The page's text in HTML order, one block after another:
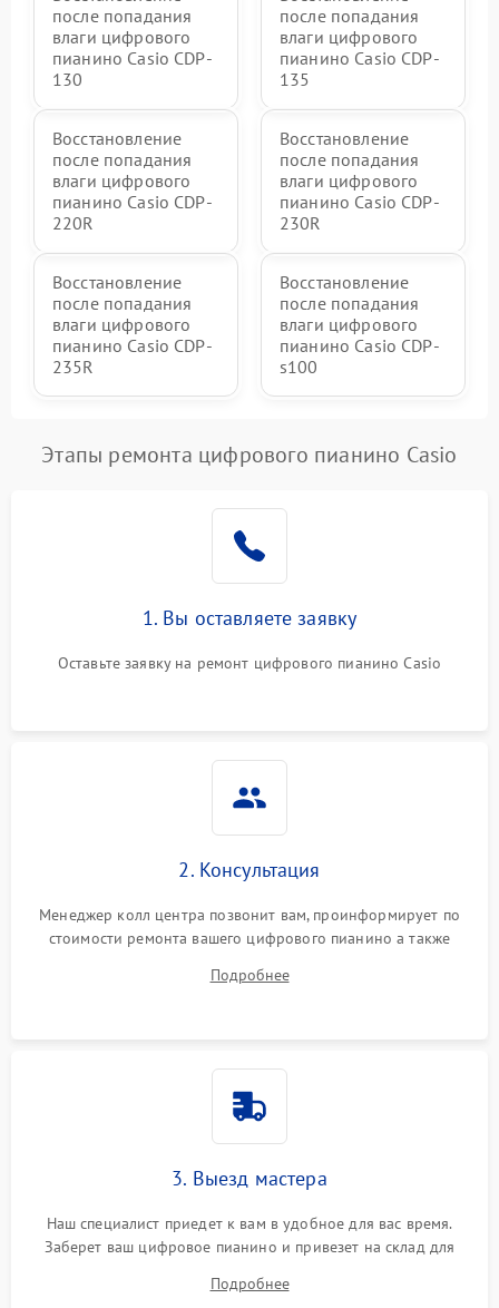
после попадания
влаги цифрового
пианино Casio CDP-
130
после попадания
влаги цифрового
пианино Casio CDP-
135
Восстановление
после попадания
влаги цифрового
пианино Casio CDP-
220R
Восстановление
после попадания
влаги цифрового
пианино Casio CDP-
230R
Восстановление
после попадания
влаги цифрового
пианино Casio CDP-
235R
Восстановление
после попадания
влаги цифрового
пианино Casio CDP-
s100
Этапы ремонта цифрового пианино Casio
1. Вы оставляете заявку
Оставьте заявку на ремонт цифрового пианино Casio
2. Консультация
Менеджер колл центра позвонит вам, проинформирует по
стоимости ремонта вашего цифрового пианино а также
Подробнее
3. Выезд мастера
Наш специалист приедет к вам в удобное для вас время.
Заберет ваш цифровое пианино и привезет на склад для
Подробнее